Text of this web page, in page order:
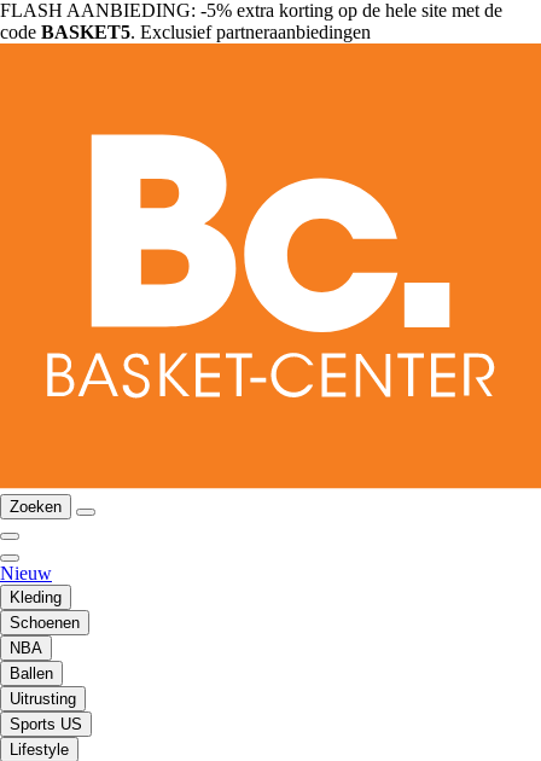
FLASH AANBIEDING: -5% extra korting op de hele site met de
code BASKET5. Exclusief partneraanbiedingen
Zoeken
Nieuw
Kleding
Schoenen
NBA
Ballen
Uitrusting
Sports US
Lifestyle